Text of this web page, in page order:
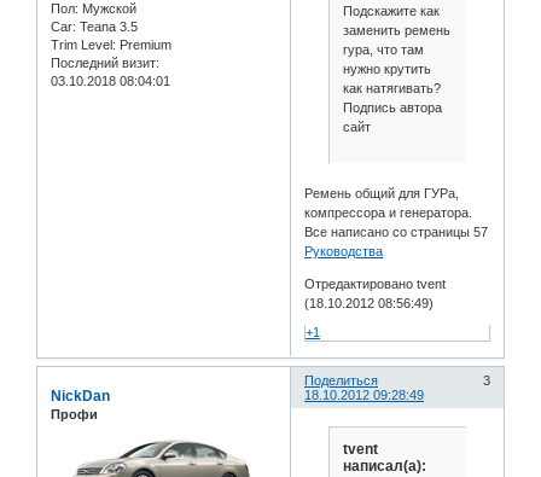
Пол: Мужской
Car: Teana 3.5
Trim Level: Premium
Последний визит:
03.10.2018 08:04:01
Подскажите как
заменить ремень
гура, что там
нужно крутить
как натягивать?
Подпись автора
сайт
Ремень общий для ГУРа,
компрессора и генератора.
Все написано со страницы 57
Руководства
Отредактировано tvent
(18.10.2012 08:56:49)
+1
Поделиться
3
18.10.2012 09:28:49
NickDan
Профи
tvent
написал(а):